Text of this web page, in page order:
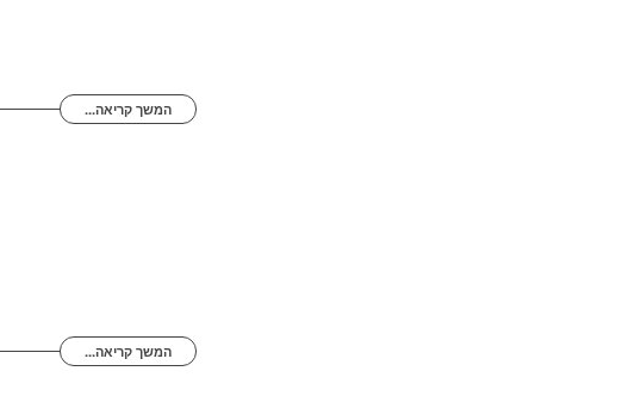
המשך קריאה...
המשך קריאה...